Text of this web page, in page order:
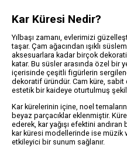
Kar Küresi Nedir?
Yılbaşı zamanı, evlerimizi
taşar. Çam ağacından ışıklı
aksesuarlara kadar birçok
katar. Bu süsler arasında özel bir
içerisinde çeşitli figürlerin
dekoratif üründür. Cam küre, sabit
estetik bir kaideye oturtulmuş
Kar kürelerinin içine, noel
beyaz parçacıklar eklenmiştir.
ederek, kar yağışı efektini
kar küresi modellerinde ise müzik
etkileyici bir sunum sağlanır.